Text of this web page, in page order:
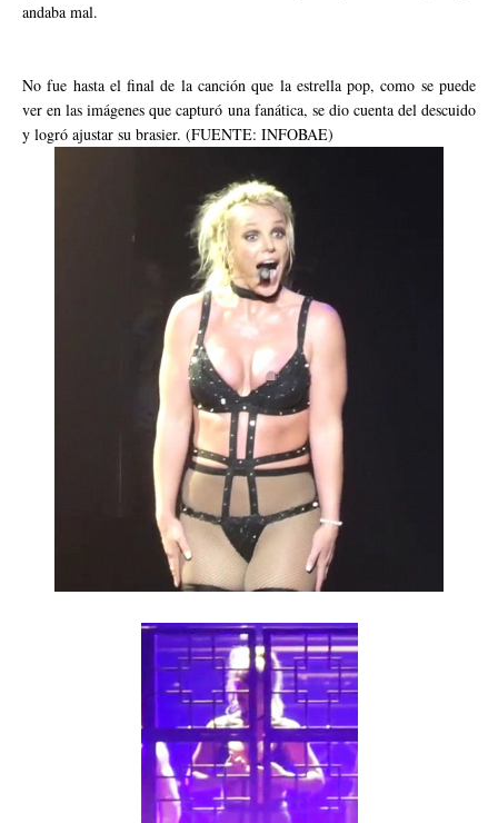
andaba mal.
No fue hasta el final de la canción que la estrella pop, como se puede
ver en las imágenes que capturó una fanática, se dio cuenta del descuido
y logró ajustar su brasier. (FUENTE: INFOBAE)